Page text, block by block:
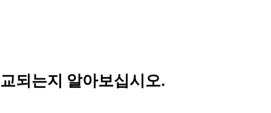
되는지 알아보십시오.